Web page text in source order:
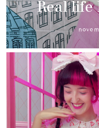
Real life